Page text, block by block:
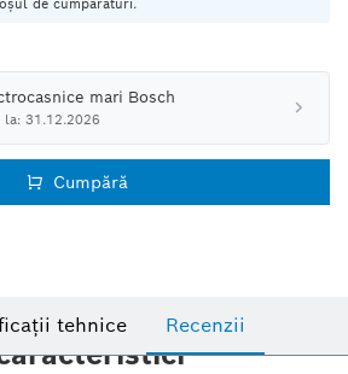
de cumpărături.
mari Bosch
la: 31.12.2026
Cumpără
tehnice Recenzii